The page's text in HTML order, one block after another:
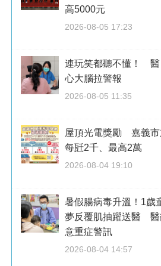
高5000元
2026-08-05 17:23
連玩笑都聽不懂！ 醫
心大腦拉警報
2026-08-05 11:35
屋頂光電獎勵 嘉義市
每瓩2千、最高2萬
2026-08-04 19:10
暑假腸病毒升溫！1歲
夢反覆肌抽躍送醫 醫
意重症警訊
2026-08-04 14:57